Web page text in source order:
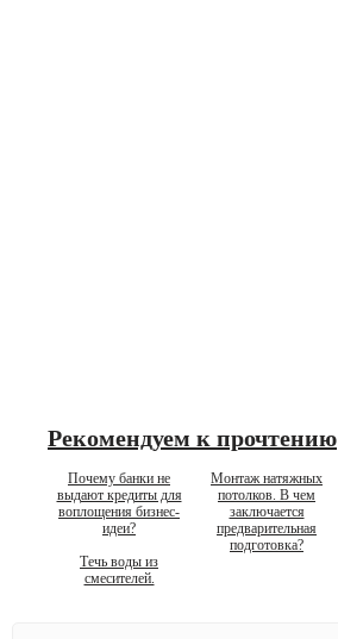
Рекомендуем к прочтению
Почему банки не
выдают кредиты для
воплощения бизнес-
идеи?
Монтаж натяжных
потолков. В чем
заключается
предварительная
подготовка?
Течь воды из
смесителей.